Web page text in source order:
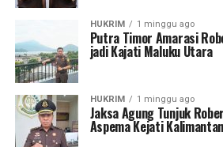
HUKRIM 1 minggu ago
Putra Timor Amarasi
jadi Kajati Maluku Utara
HUKRIM 1 minggu ago
Jaksa Agung Tunjuk
Aspema Kejati